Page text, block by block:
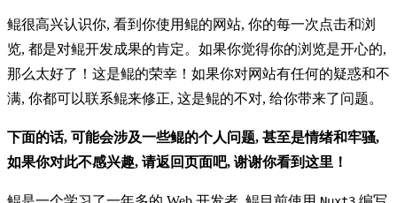
鲲很高兴认识你, 看到你使用鲲的网站, 你的每一次点击和浏
览, 都是对鲲开发成果的肯定。如果你觉得你的浏览是开心的,
那么太好了！这是鲲的荣幸！如果你对网站有任何的疑惑和不
满, 你都可以联系鲲来修正, 这是鲲的不对, 给你带来了问题。
下面的话, 可能会涉及一些鲲的个人问题, 甚至是情绪和牢骚,
如果你对此不感兴趣, 请返回页面吧, 谢谢你看到这里！